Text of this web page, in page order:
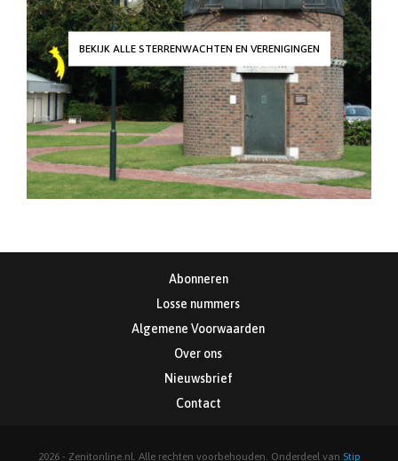
BEKIJK ALLE STERRENWACHTEN EN VERENIGINGEN
Abonneren
Losse nummers
Algemene Voorwaarden
Over ons
Nieuwsbrief
Contact
2026 - Zenitonline.nl. Alle rechten voorbehouden. Onderdeel van Stip